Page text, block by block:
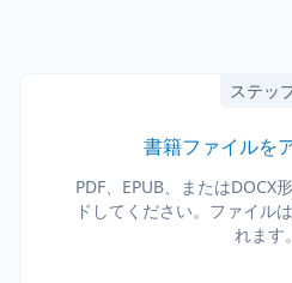
ステッ
書籍ファイルを
PDF、EPUB、またはDOCX
ドしてください。ファイル
れます。